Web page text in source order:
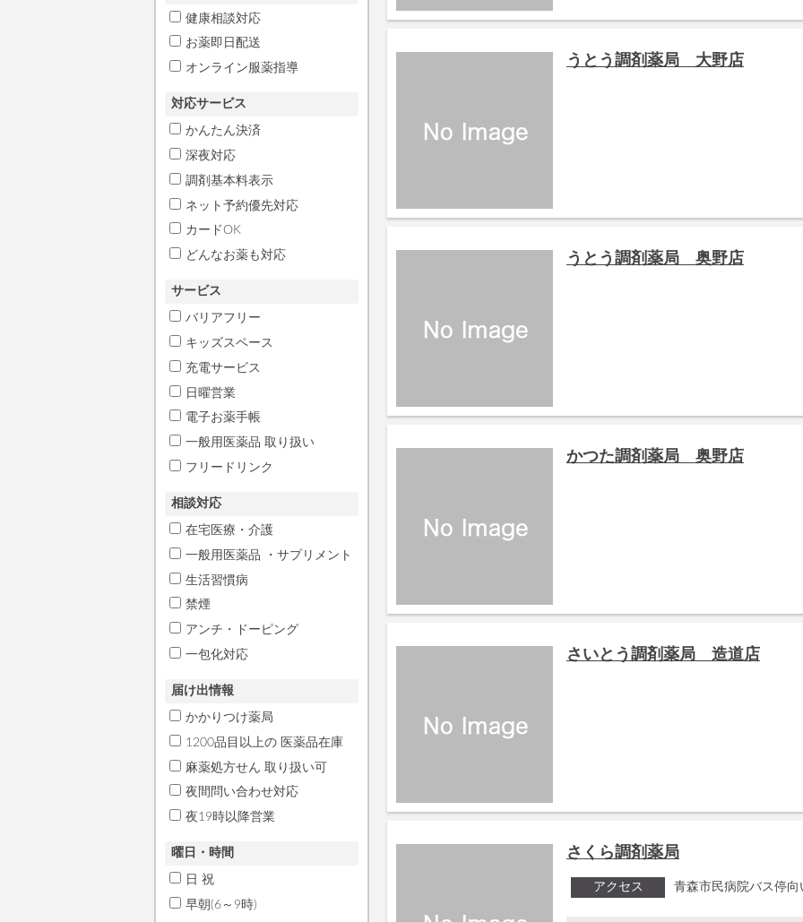
健康相談対応
お薬即日配送
オンライン服薬指導
対応サービス
かんたん決済
深夜対応
調剤基本料表示
ネット予約優先対応
カードOK
どんなお薬も対応
サービス
バリアフリー
キッズスペース
充電サービス
日曜営業
電子お薬手帳
一般用医薬品 取り扱い
フリードリンク
相談対応
在宅医療・介護
一般用医薬品 ・サプリメント
生活習慣病
禁煙
アンチ・ドーピング
一包化対応
届け出情報
かかりつけ薬局
1200品目以上の 医薬品在庫
麻薬処方せん 取り扱い可
夜間問い合わせ対応
夜19時以降営業
曜日・時間
日 祝
早朝(6～9時)
うとう調剤薬局 大野店
うとう調剤薬局 奥野店
かつた調剤薬局 奥野店
さいとう調剤薬局 造道店
さくら調剤薬局
アクセス 青森市民病院バス停向